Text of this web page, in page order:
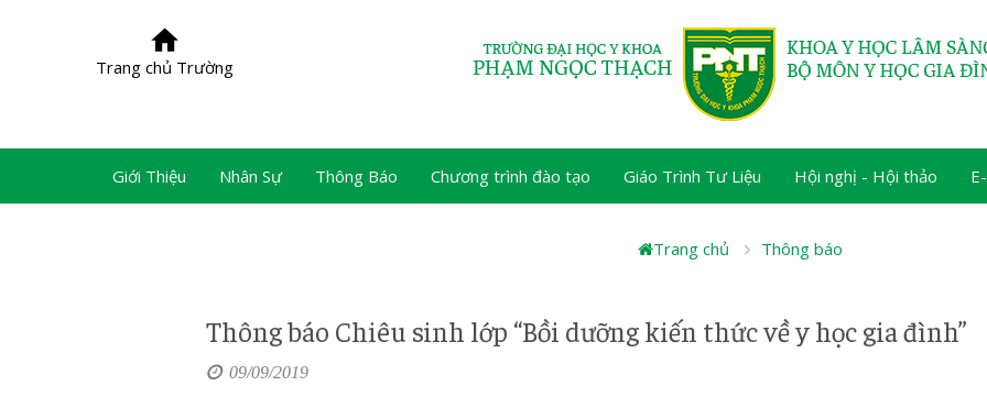
Trang chủ Trường
Giới Thiệu Nhân Sự Thông Báo Chương trình đào tạo Giáo Trình Tư Liệu Hội nghị - Hội thảo
Trang chủ Thông báo
Thông báo Chiêu sinh lớp “Bồi dưỡng kiến thức về y học gia đình”
09/09/2019